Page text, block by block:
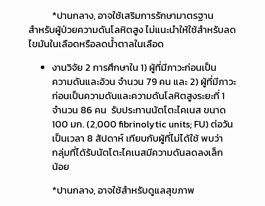
*ปานกลาง, อาจใช้เสริมการรักษามาตรฐาน
สำหรับผู้ป่วยความดันโลหิตสูง ไม่แนะนำให้ใช้สำหรับลด
ไขมันในเลือดหรือลดน้ำตาลในเลือด
งานวิจัย 2 การศึกษาใน 1) ผู้ที่มีภาวะก่อนเป็น
ความดันและอ้วน จำนวน 79 คน และ 2) ผู้ที่มีภาวะ
ก่อนเป็นความดันและความดันโลหิตสูงระยะที่ 1
จำนวน 86 คน รับประทานนัตโตะไคเนส ขนาด
100 มก. (2,000 fibrinolytic units; FU) ต่อวัน
เป็นเวลา 8 สัปดาห์ เทียบกับผู้ที่ไม่ได้ใช้ พบว่า
กลุ่มที่ได้รับนัตโตะไคเนสมีความดันลดลงเล็ก
น้อย
*ปานกลาง, อาจใช้สำหรับดูแลสุขภาพ